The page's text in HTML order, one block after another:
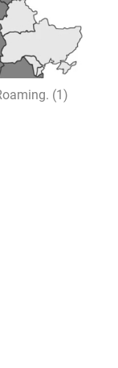
(1)